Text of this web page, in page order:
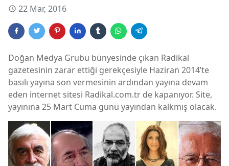
22 Mar, 2016
Doğan Medya Grubu bünyesinde çıkan Radikal
gazetesinin zarar ettiği gerekçesiyle Haziran 2014’te
basılı yayına son vermesinin ardından yayına devam
eden internet sitesi Radikal.com.tr de kapanıyor. Site,
yayınına 25 Mart Cuma günü yayından kalkmış olacak.